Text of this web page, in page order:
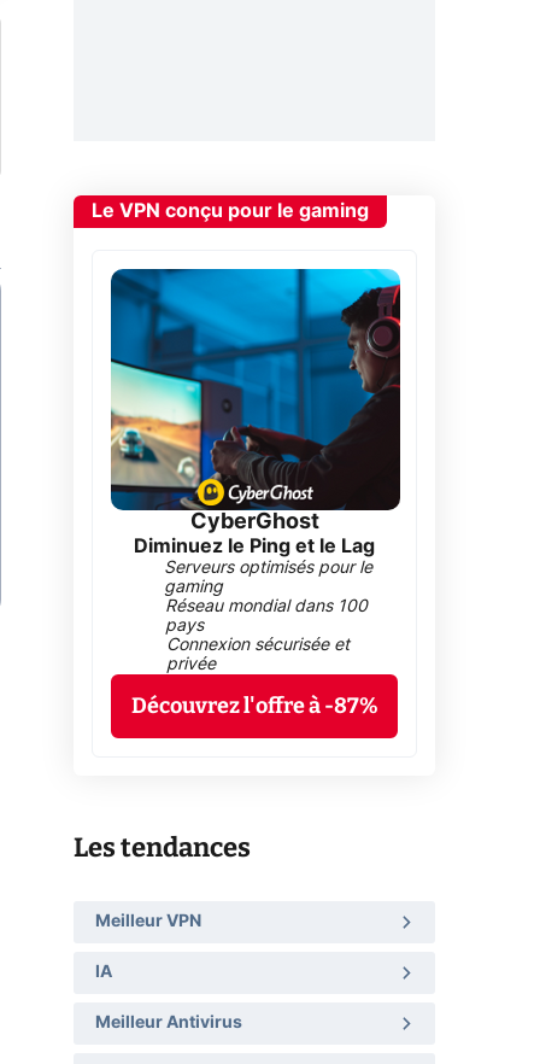
Le VPN conçu pour le gaming
CyberGhost
Diminuez le Ping et le Lag
Serveurs optimisés pour le
gaming
Réseau mondial dans 100
pays
Connexion sécurisée et
privée
Découvrez l'offre à -87%
Les tendances
Meilleur VPN
IA
Meilleur Antivirus